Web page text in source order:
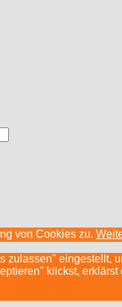
von Cookies zu.
eingestellt,
klickst, erklärst